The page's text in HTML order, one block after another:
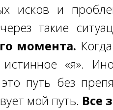
исков и
такие
момента.
«я».
путь без
мой путь. Все